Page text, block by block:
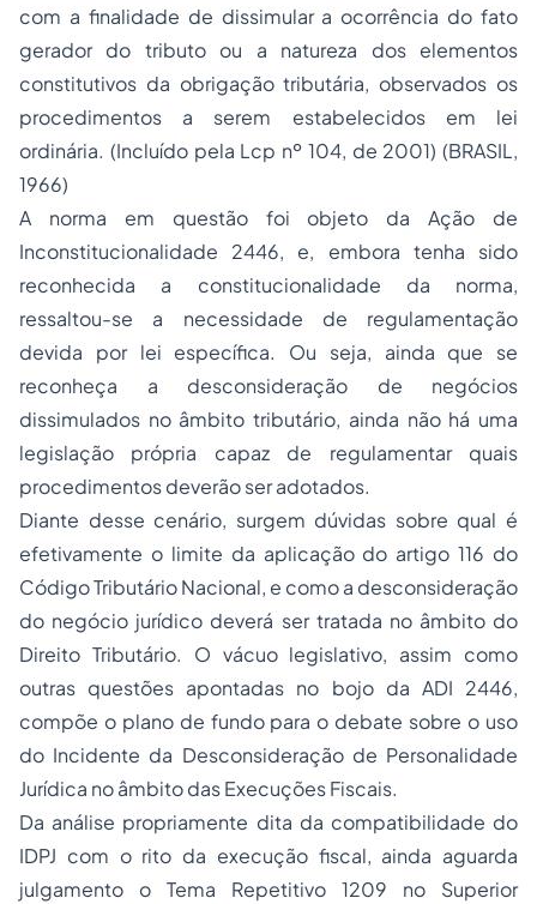
com a finalidade de dissimular a ocorrência do fato
gerador do tributo ou a natureza dos elementos
constitutivos da obrigação tributária, observados os
procedimentos a serem estabelecidos em lei
ordinária. (Incluído pela Lcp nº 104, de 2001) (BRASIL,
1966)
A norma em questão foi objeto da Ação de
Inconstitucionalidade 2446, e, embora tenha sido
reconhecida a constitucionalidade da norma,
ressaltou-se a necessidade de regulamentação
devida por lei específica. Ou seja, ainda que se
reconheça a desconsideração de negócios
dissimulados no âmbito tributário, ainda não há uma
legislação própria capaz de regulamentar quais
procedimentos deverão ser adotados.
Diante desse cenário, surgem dúvidas sobre qual é
efetivamente o limite da aplicação do artigo 116 do
Código Tributário Nacional, e como a desconsideração
do negócio jurídico deverá ser tratada no âmbito do
Direito Tributário. O vácuo legislativo, assim como
outras questões apontadas no bojo da ADI 2446,
compõe o plano de fundo para o debate sobre o uso
do Incidente da Desconsideração de Personalidade
Jurídica no âmbito das Execuções Fiscais.
Da análise propriamente dita da compatibilidade do
IDPJ com o rito da execução fiscal, ainda aguarda
julgamento o Tema Repetitivo 1209 no Superior